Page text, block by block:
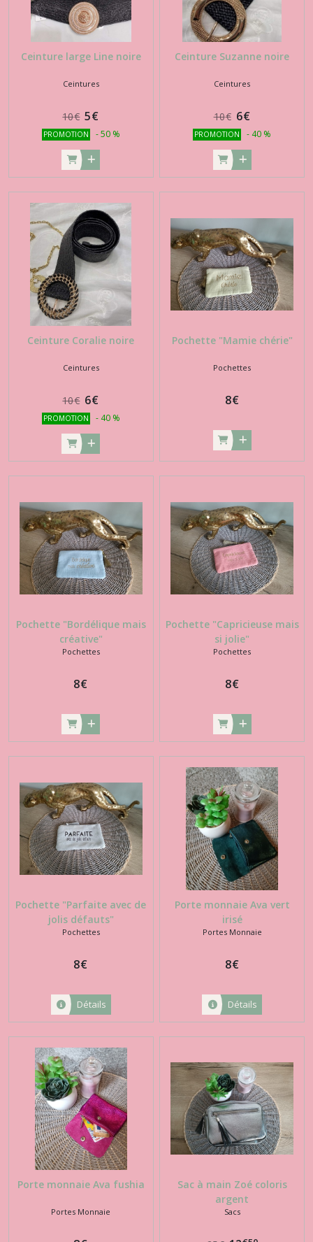
Ceinture large Line noire
Ceintures
10€ 5€
PROMOTION -50 %
Ceinture Suzanne noire
Ceintures
10€ 6€
PROMOTION - 40 %
Ceinture Coralie noire
Ceintures
10€ 6€
PROMOTION - 40 %
Pochette "Mamie chérie"
Pochettes
8€
Pochette "Bordélique mais
créative"
Pochettes
8€
Pochette "Capricieuse mais
si jolie"
Pochettes
8€
Pochette "Parfaite avec de
jolis défauts"
Pochettes
8€
Détails
Porte monnaie Ava vert
irisé
Portes Monnaie
8€
Détails
Porte monnaie Ava fushia
Portes Monnaie
Sac à main Zoé coloris
argent
Sacs